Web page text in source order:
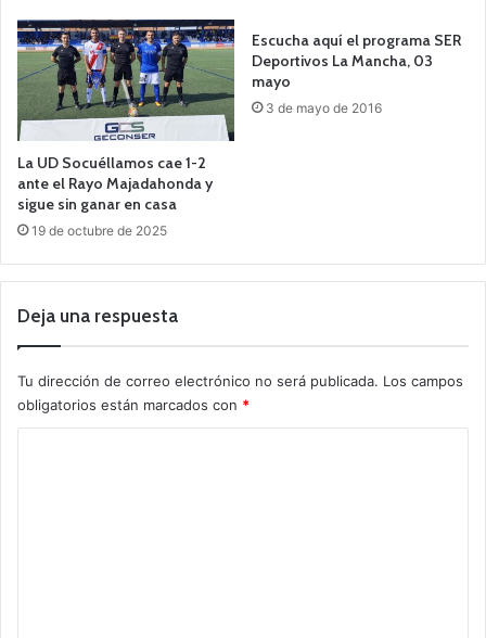
La UD Socuéllamos cae 1-2
ante el Rayo Majadahonda y
sigue sin ganar en casa
19 de octubre de 2025
Escucha aquí el programa SER
Deportivos La Mancha, 03
mayo
3 de mayo de 2016
Deja una respuesta
Tu dirección de correo electrónico no será publicada. Los campos
obligatorios están marcados con *